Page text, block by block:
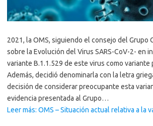
2021, la OMS, siguiendo el consejo del Grupo
sobre la Evolución del Virus SARS-CoV-2- en
variante B.1.1.529 de este virus como variante
Además, decidió denominarla con la letra
decisión de considerar preocupante esta
evidencia presentada al Grupo…
Leer más: OMS – Situación actual relativa a la